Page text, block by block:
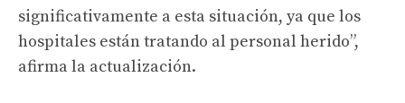
significativamente a esta situación, ya que los
hospitales están tratando al personal herido”,
afirma la actualización.